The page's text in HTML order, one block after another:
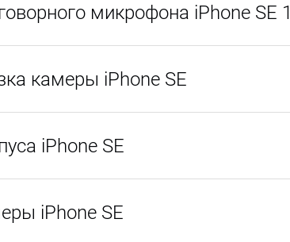
микрофона iPhone SE 1
камеры iPhone SE
iPhone SE
iPhone SE